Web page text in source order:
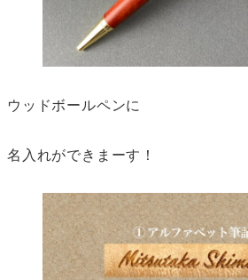
ウッドボールペンに
名入れができまーす！